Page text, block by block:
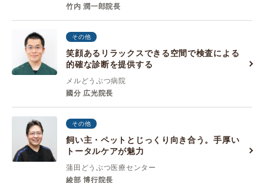
竹内 潤一郎院長
その他
笑顔あるリラックスできる空間で検査による
的確な診断を提供する
メルどうぶつ病院
國分 広光院長
その他
飼い主・ペットとじっくり向き合う。手厚い
トータルケアが魅力
蒲田どうぶつ医療センター
綾部 博行院長